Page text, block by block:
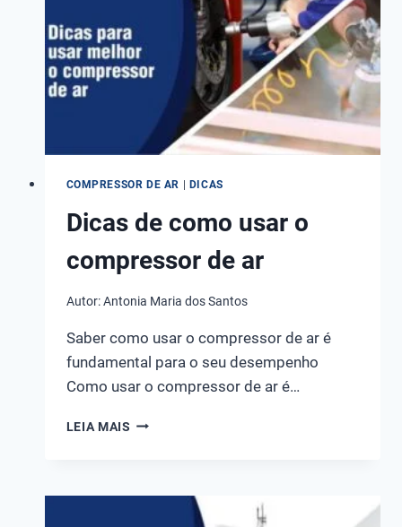
ÁGUA
COMPRESSOR DE AR DICAS
Dicas de como usar o
compressor de ar
Autor: Antonia Maria dos Santos
Saber como usar o compressor de ar é
fundamental para o seu desempenho
Como usar o compressor de ar é…
LEIA MAIS DICAS
O
COMPRESSOR